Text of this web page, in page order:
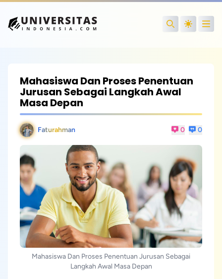
Search
Mahasiswa Dan Proses Penentuan
Jurusan Sebagai Langkah Awal
Masa Depan
Faturahman 0 0
Mahasiswa Dan Proses Penentuan Jurusan Sebagai
Langkah Awal Masa Depan